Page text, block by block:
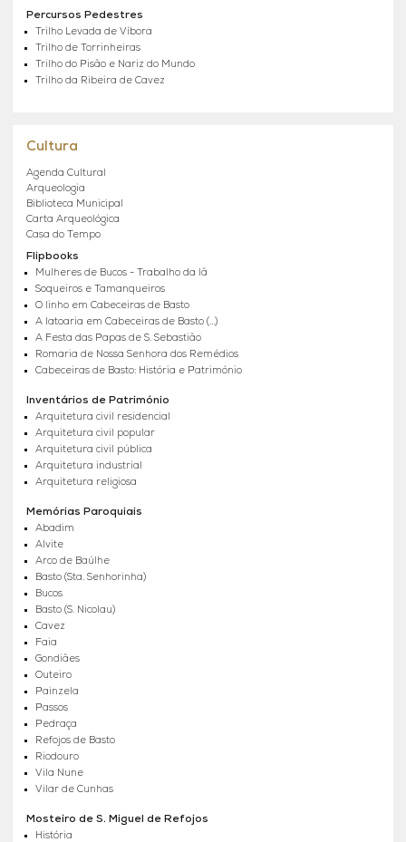
Percursos Pedestres
Trilho Levada de Víbora
Trilho de Torrinheiras
Trilho do Pisão e Nariz do Mundo
Trilho da Ribeira de Cavez
Cultura
Agenda Cultural
Arqueologia
Biblioteca Municipal
Carta Arqueológica
Casa do Tempo
Flipbooks
Mulheres de Bucos - Trabalho da lã
Soqueiros e Tamanqueiros
O linho em Cabeceiras de Basto
A latoaria em Cabeceiras de Basto (...)
A Festa das Papas de S. Sebastião
Romaria de Nossa Senhora dos Remédios
Cabeceiras de Basto: História e Património
Inventários de Património
Arquitetura civil residencial
Arquitetura civil popular
Arquitetura civil pública
Arquitetura industrial
Arquitetura religiosa
Memórias Paroquiais
Abadim
Alvite
Arco de Baúlhe
Basto (Sta. Senhorinha)
Bucos
Basto (S. Nicolau)
Cavez
Faia
Gondiães
Outeiro
Painzela
Passos
Pedraça
Refojos de Basto
Riodouro
Vila Nune
Vilar de Cunhas
Mosteiro de S. Miguel de Refojos
História